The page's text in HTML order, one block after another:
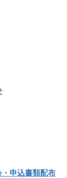
申込書類配布